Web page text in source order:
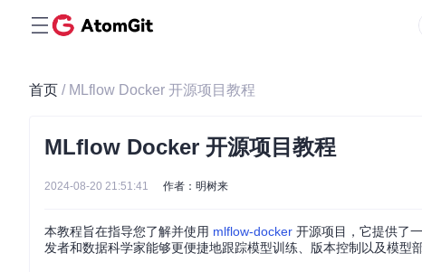
首页 / MLflow Docker 开源项目教程
MLflow Docker 开源项目教程
2024-08-20 21:51:41 作者：明树来
本教程旨在指导您了解并使用 mlflow-docker 开源项目，它提供了
发者和数据科学家能够更便捷地跟踪模型训练、版本控制以及模型